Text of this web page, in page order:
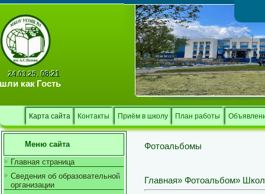
24.03.25, 08:21
как Гость
Карта сайта Контакты Приём в школу План работы
Меню сайта
Главная страница
Сведения об образовательной
организации
Фотоальбомы
Главная» Фотоальбом»